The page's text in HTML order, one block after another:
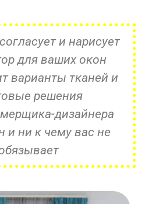
и нарисует
для ваших окон
варианты тканей и
решения
дизайнера
и ни к чему вас не